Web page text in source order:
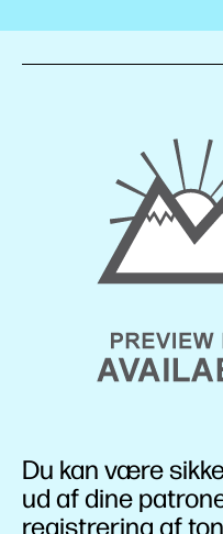
Du kan være
ud af dine
registrering af